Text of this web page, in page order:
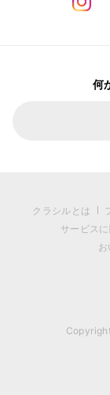
何
クラシルとは
サービス